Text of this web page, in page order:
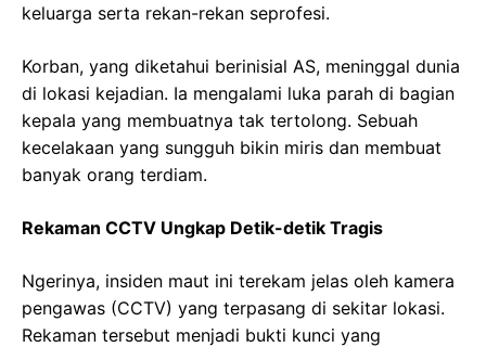
keluarga serta rekan-rekan seprofesi.
Korban, yang diketahui berinisial AS, meninggal dunia
di lokasi kejadian. Ia mengalami luka parah di bagian
kepala yang membuatnya tak tertolong. Sebuah
kecelakaan yang sungguh bikin miris dan membuat
banyak orang terdiam.
Rekaman CCTV Ungkap Detik-detik Tragis
Ngerinya, insiden maut ini terekam jelas oleh kamera
pengawas (CCTV) yang terpasang di sekitar lokasi.
Rekaman tersebut menjadi bukti kunci yang